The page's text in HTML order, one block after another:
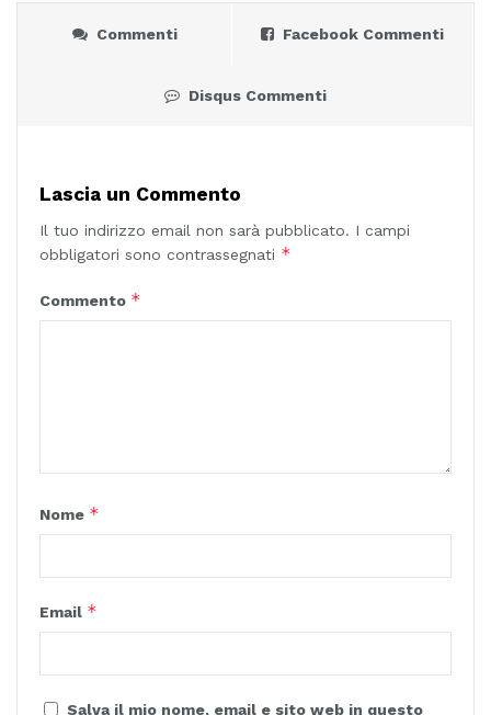
Commenti Facebook Commenti
Disqus Commenti
Lascia un Commento
Il tuo indirizzo email non sarà pubblicato. I campi
obbligatori sono contrassegnati *
Commento *
Nome *
Email *
Salva il mio nome, email e sito web in questo